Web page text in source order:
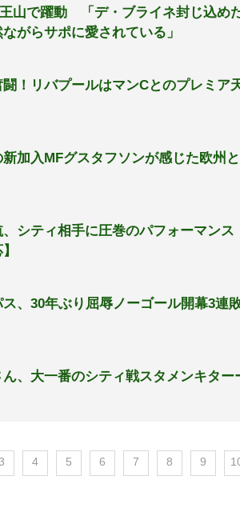
山で躍動 「デ・ブライネ封じ込め
がらサポに愛されている」
！リバプールはマンCとのプレミア
新加入MFグスタフソンが感じた欧州
シティ相手に圧巻のパフォーマン
ス、30年ぶり屈辱ノーゴール開幕3
ん、大一番のシティ戦スタメンキタ
4 5 6 7 8 9